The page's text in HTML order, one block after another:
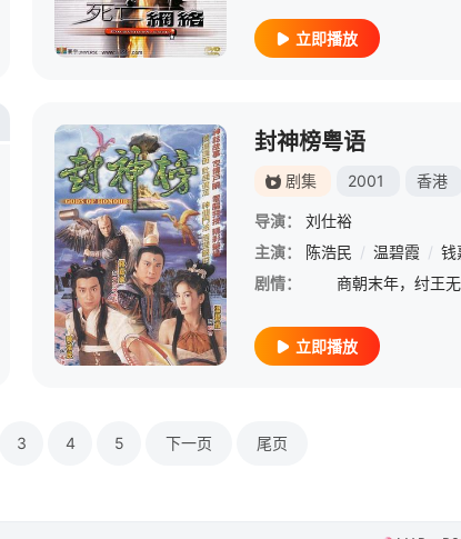
立即播放
汤盈盈 / 黄文慧 / 龙天生 / 洪伟良 / 阮令涛 / 西川孝和
邹
封神榜粤语
剧集 2001 香港
导演：
刘仕裕
主演：
陈浩民 / 温碧霞 / 钱
剧情：
立即播放
3 4 5 下一页 尾页